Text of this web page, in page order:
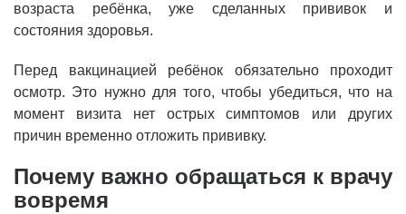
возраста ребёнка, уже сделанных прививок и
состояния здоровья.
Перед вакцинацией ребёнок обязательно проходит
осмотр. Это нужно для того, чтобы убедиться, что на
момент визита нет острых симптомов или других
причин временно отложить прививку.
Почему важно обращаться к врачу
вовремя